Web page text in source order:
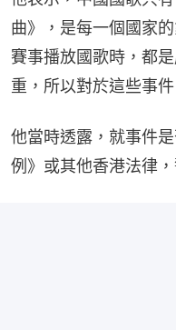
曲》，是每一個國家
賽事播放國歌時，都
重，所以對於這些事
他當時透露，就事件
例》或其他香港法律